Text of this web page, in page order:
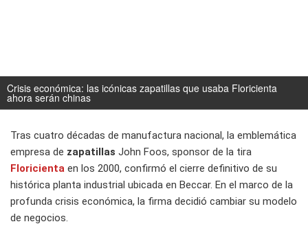
Crisis económica: las icónicas zapatillas que usaba Floricienta
ahora serán chinas
Tras cuatro décadas de manufactura nacional, la emblemática
empresa de zapatillas John Foos, sponsor de la tira
Floricienta en los 2000, confirmó el cierre definitivo de su
histórica planta industrial ubicada en Beccar. En el marco de la
profunda crisis económica, la firma decidió cambiar su modelo
de negocios.